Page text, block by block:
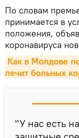
По словам
принимается в
положения,
коронавируса
Как в Молдове
лечит больных
"У нас есть